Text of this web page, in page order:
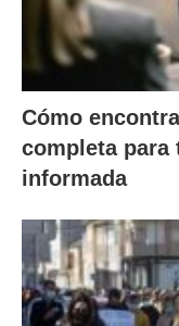
Cómo
completa para
informada